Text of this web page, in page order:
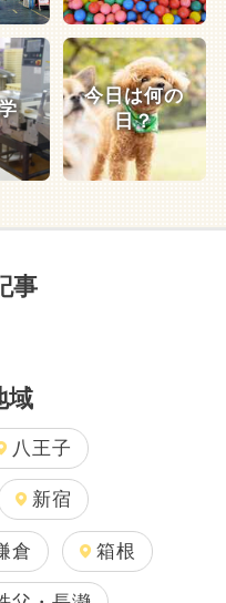
今日は何の
日？
事
域
八王子
新宿
倉 箱根